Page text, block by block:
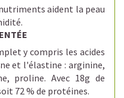
aident la peau
y compris les acides
et l'élastine : arginine,
proline. Avec 18g de
72 % de protéines.